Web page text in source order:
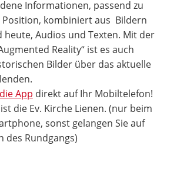
Informationen, passend zu
kombiniert aus Bildern
Audios und Texten. Mit der
Reality“ ist es auch
Bilder über das aktuelle
App direkt auf Ihr Mobiltelefon!
die Ev. Kirche Lienen. (nur beim
sonst gelangen Sie auf
des Rundgangs)